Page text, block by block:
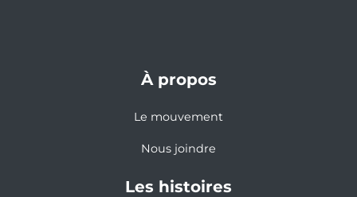
À propos
Le mouvement
Nous joindre
Les histoires